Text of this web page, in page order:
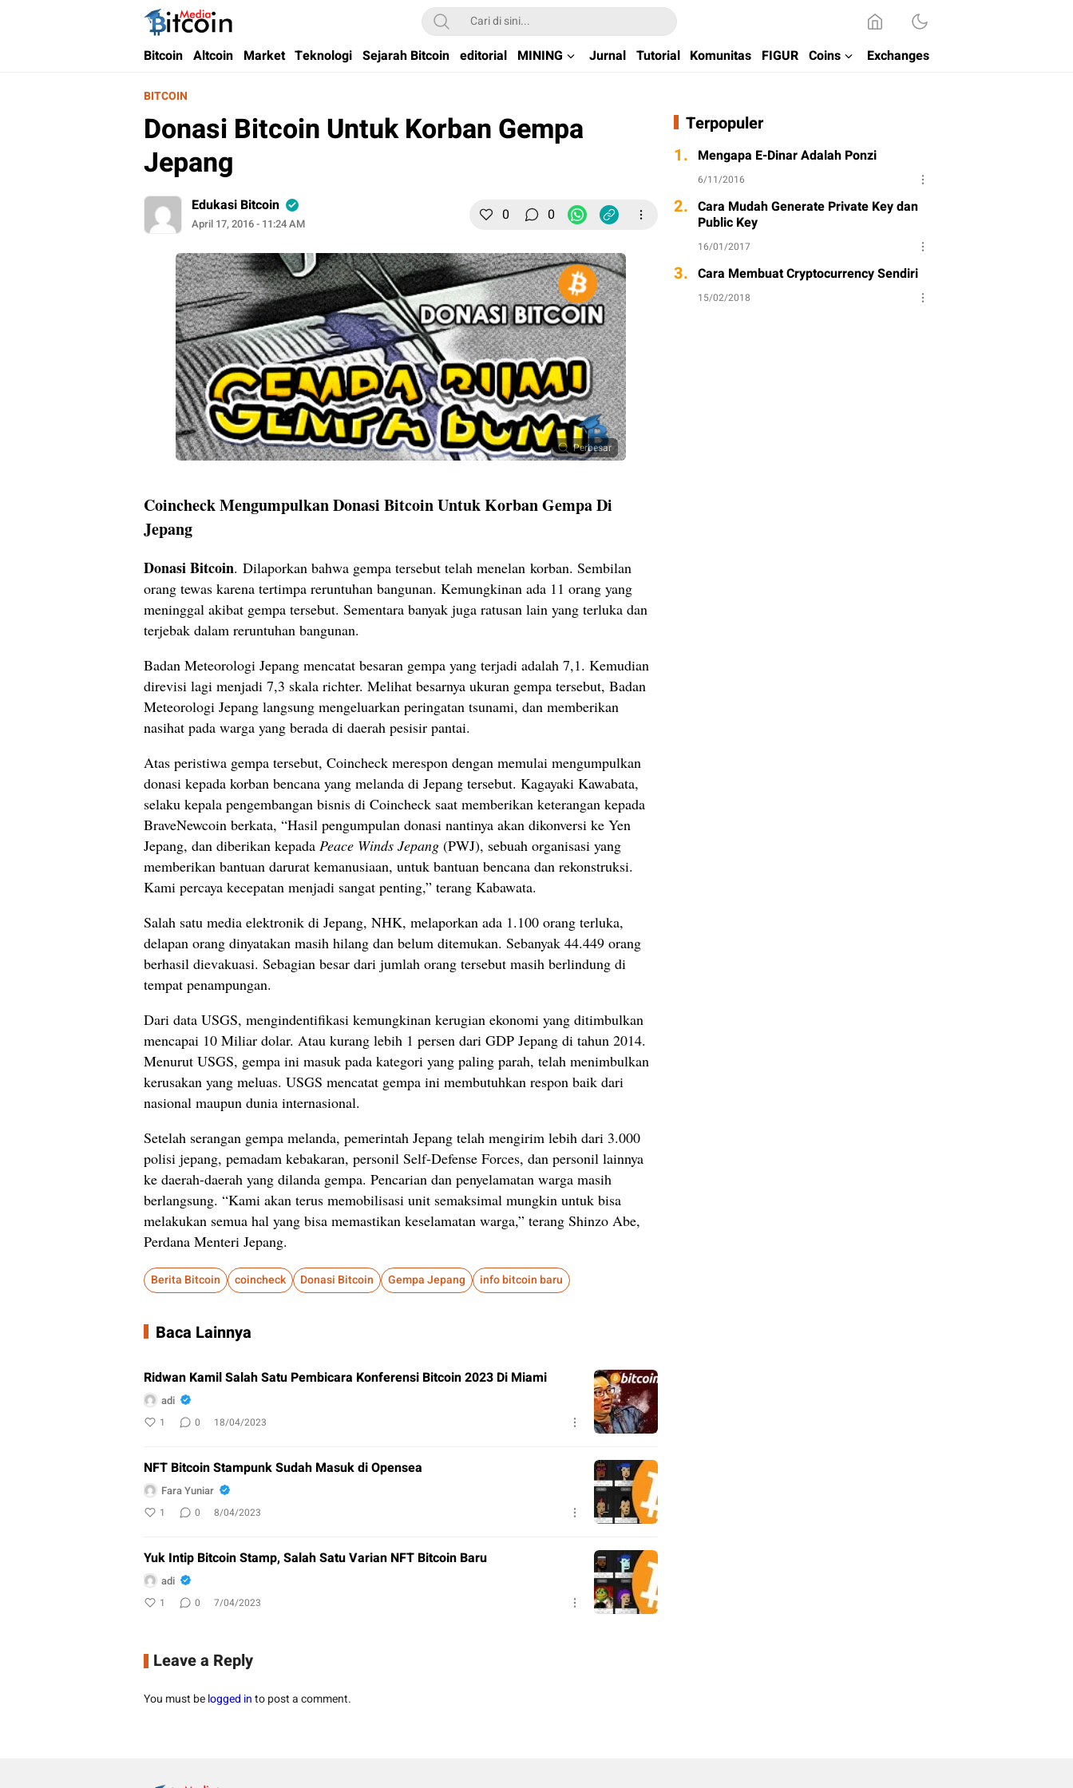
Bitcoin Media Indonesia
Media Bitcoin dan Cryptocurrency, dan Blockchain di Indonesia
Bitcoin Altcoin Market Teknologi Sejarah Bitcoin editorial MINING Jurnal Tutorial Komunitas FIGUR Coins Exchanges
BITCOIN
Donasi Bitcoin Untuk Korban Gempa
Jepang
Edukasi Bitcoin
April 17, 2016 - 11:24 AM 0 0
Perbesar
Coincheck Mengumpulkan Donasi Bitcoin Untuk Korban Gempa Di
Jepang
Donasi Bitcoin. Dilaporkan bahwa gempa tersebut telah menelan korban. Sembilan
orang tewas karena tertimpa reruntuhan bangunan. Kemungkinan ada 11 orang yang
meninggal akibat gempa tersebut. Sementara banyak juga ratusan lain yang terluka dan
terjebak dalam reruntuhan bangunan.
Badan Meteorologi Jepang mencatat besaran gempa yang terjadi adalah 7,1. Kemudian
direvisi lagi menjadi 7,3 skala richter. Melihat besarnya ukuran gempa tersebut, Badan
Meteorologi Jepang langsung mengeluarkan peringatan tsunami, dan memberikan
nasihat pada warga yang berada di daerah pesisir pantai.
Atas peristiwa gempa tersebut, Coincheck merespon dengan memulai mengumpulkan
donasi kepada korban bencana yang melanda di Jepang tersebut. Kagayaki Kawabata,
selaku kepala pengembangan bisnis di Coincheck saat memberikan keterangan kepada
BraveNewcoin berkata, “Hasil pengumpulan donasi nantinya akan dikonversi ke Yen
Jepang, dan diberikan kepada Peace Winds Jepang (PWJ), sebuah organisasi yang
memberikan bantuan darurat kemanusiaan, untuk bantuan bencana dan rekonstruksi.
Kami percaya kecepatan menjadi sangat penting,” terang Kabawata.
Salah satu media elektronik di Jepang, NHK, melaporkan ada 1.100 orang terluka,
delapan orang dinyatakan masih hilang dan belum ditemukan. Sebanyak 44.449 orang
berhasil dievakuasi. Sebagian besar dari jumlah orang tersebut masih berlindung di
tempat penampungan.
Dari data USGS, mengindentifikasi kemungkinan kerugian ekonomi yang ditimbulkan
mencapai 10 Miliar dolar. Atau kurang lebih 1 persen dari GDP Jepang di tahun 2014.
Menurut USGS, gempa ini masuk pada kategori yang paling parah, telah menimbulkan
kerusakan yang meluas. USGS mencatat gempa ini membutuhkan respon baik dari
nasional maupun dunia internasional.
Setelah serangan gempa melanda, pemerintah Jepang telah mengirim lebih dari 3.000
polisi jepang, pemadam kebakaran, personil Self-Defense Forces, dan personil lainnya
ke daerah-daerah yang dilanda gempa. Pencarian dan penyelamatan warga masih
berlangsung. “Kami akan terus memobilisasi unit semaksimal mungkin untuk bisa
melakukan semua hal yang bisa memastikan keselamatan warga,” terang Shinzo Abe,
Perdana Menteri Jepang.
Berita Bitcoin coincheck Donasi Bitcoin Gempa Jepang info bitcoin baru
Baca Lainnya
Ridwan Kamil Salah Satu Pembicara Konferensi Bitcoin 2023 Di Miami
adi
1 0 18/04/2023
NFT Bitcoin Stampunk Sudah Masuk di Opensea
Fara Yuniar
1 0 8/04/2023
Yuk Intip Bitcoin Stamp, Salah Satu Varian NFT Bitcoin Baru
adi
1 0 7/04/2023
Leave a Reply
You must belogged into post a comment.
Terpopuler
1. Mengapa E-Dinar Adalah Ponzi
6/11/2016
2. Cara Mudah Generate Private Key dan
Public Key
16/01/2017
3. Cara Membuat Cryptocurrency Sendiri
15/02/2018